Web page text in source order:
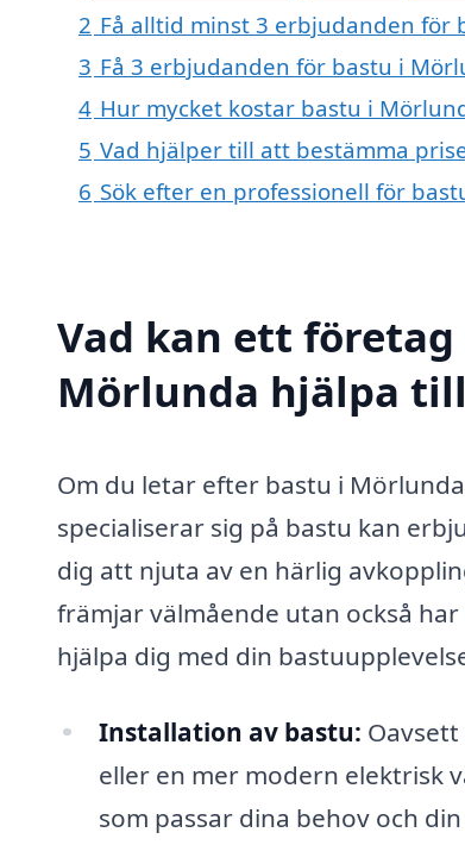
2 Få alltid minst 3 erbjudanden för
3 Få 3 erbjudanden för bastu i
4 Hur mycket kostar bastu i
5 Vad hjälper till att bestämma
6 Sök efter en professionell för
Vad kan ett
Mörlunda hjälpa
Om du letar efter bastu i
specialiserar sig på bastu kan
dig att njuta av en härlig
främjar välmående utan också
hjälpa dig med din
Installation av bastu:
eller en mer modern elektrisk
som passar dina behov och